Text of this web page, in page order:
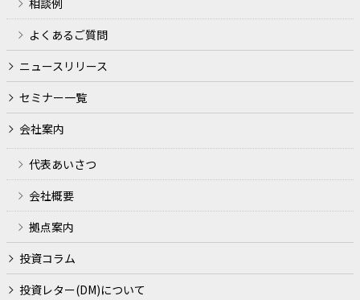
各種セミナーの開催、金融商品の勧誘やサービス申込の受
付のため
犯罪による収益の移転防止に関する法律に基づくご本人さ
まの確認等や、金融サービスをご利用いただく資格等の確
認のため
取引や取引等における期日管理等、継続的なお取引におけ
適合性の原則等に照らした判断等、金融商品やサービスの
提供にかかる妥当性の判断のため
他の事業者等から個人情報の処理の全部または一部につい
て委託された場合等において、委託された当該業務を適切
に遂行するため
契約（当社とお客様との間の契約及び当社の業務に直接的
よくあるご質問
ニュースリリース
セミナー一覧
会社案内
代表あいさつ
会社概要
拠点案内
投資コラム
投資レター(DM)について